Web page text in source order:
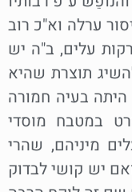
ערלה וא"כ רוב
עלים, ב"ה יש
תוצרת שהיא
בעיה חמורה
במטבח מוסדי
מיניהם, שהרי
יש קושי לבדוק